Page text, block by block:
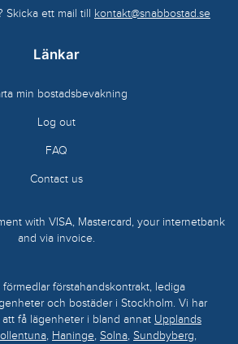
Skicka ett mail till kontakt@snabbostad.se
Länkar
min bostadsbevakning
Log out
FAQ
Contact us
förmedlar förstahandskontrakt, lediga
och bostäder i Stockholm. Vi har
få lägenheter i bland annat Upplands
, Haninge, Solna, Sundbyberg,